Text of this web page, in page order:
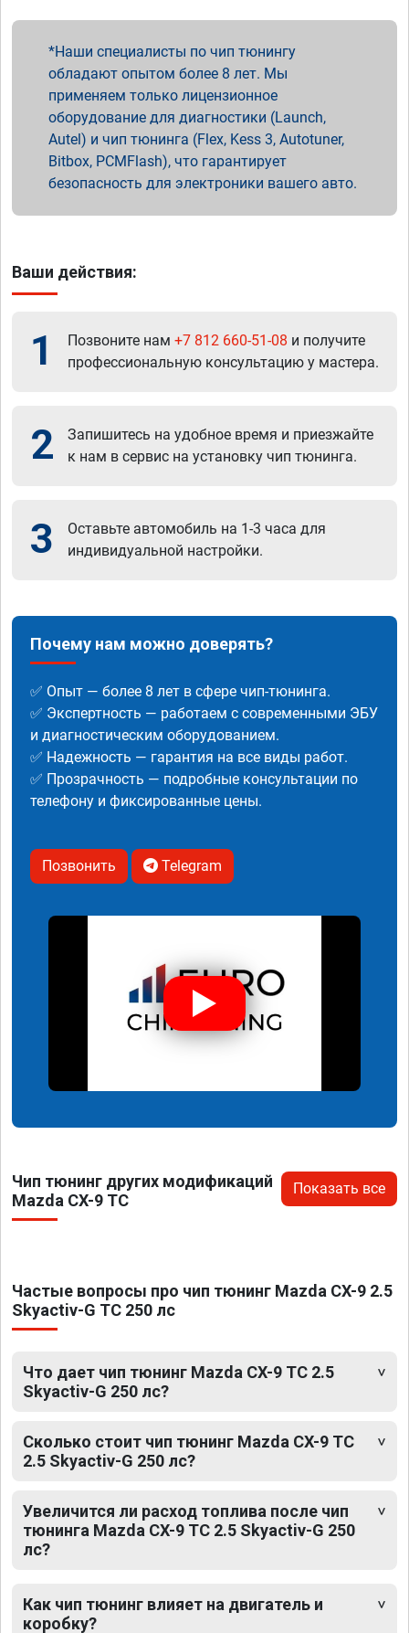
Наши специалисты по чип тюнингу
обладают опытом более 8 лет. Мы
применяем только лицензионное
оборудование для диагностики (Launch,
Autel) и чип тюнинга (Flex, Kess 3, Autotuner,
Bitbox, PCMFlash), что гарантирует
безопасность для электроники вашего авто.
Ваши действия:
1 Позвоните нам +7 812 660-51-08 и получите
профессиональную консультацию у мастера.
2
Запишитесь на удобное время и приезжайте
к нам в сервис на установку чип тюнинга.
3
Оставьте автомобиль на 1-3 часа для
индивидуальной настройки.
Почему нам можно доверять?
✅ Опыт — более 8 лет в сфере чип-тюнинга.
✅ Экспертность — работаем с современными ЭБУ
и диагностическим оборудованием.
✅ Надежность — гарантия на все виды работ.
✅ Прозрачность — подробные консультации по
телефону и фиксированные цены.
Позвонить Telegram
Чип тюнинг других модификаций
Mazda CX-9 TC
Показать все
Частые вопросы про чип тюнинг Mazda CX-9 2.5
Skyactiv-G TC 250 лс
Что дает чип тюнинг Mazda CX-9 TC 2.5
Skyactiv-G 250 лс?
Сколько стоит чип тюнинг Mazda CX-9 TC
2.5 Skyactiv-G 250 лс?
Увеличится ли расход топлива после чип
тюнинга Mazda CX-9 TC 2.5 Skyactiv-G 250
лс?
Как чип тюнинг влияет на двигатель и
коробку?